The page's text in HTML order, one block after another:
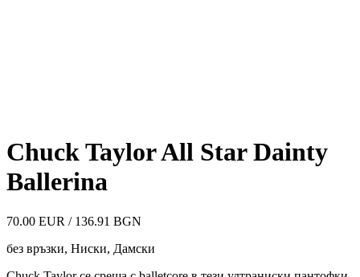
Chuck Taylor All Star Dainty
Ballerina
70.00 EUR / 136.91 BGN
без връзки, Ниски, Дамски